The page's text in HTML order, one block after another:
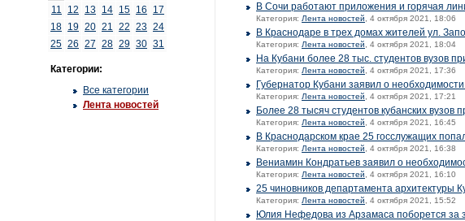
11
12 13 14 15 16
17
18 19 20 21 22 23 24
25 26 27 28 29 30 31
Категории:
Все категории
Лента новостей
В Сочи работают приложения и горячая
Категория: Лента новостей , 4 октября 2021, 18:06
В Краснодаре в трех домах жителей ул.
Категория: Лента новостей , 4 октября 2021, 18:04
На Кубани более 28 тыс. студентов вузов
Категория: Лента новостей , 4 октября 2021, 17:36
Губернатор Кубани заявил о
Категория: Лента новостей , 4 октября 2021, 17:21
Более 28 тысяч студентов кубанских вузов
Категория: Лента новостей , 4 октября 2021, 16:45
В Краснодарском крае 25 госслужащих
Категория: Лента новостей , 4 октября 2021, 16:38
Вениамин Кондратьев заявил о
Категория: Лента новостей , 4 октября 2021, 16:10
25 чиновников департамента архитектуры
Категория: Лента новостей , 4 октября 2021, 15:52
Юлия Нефедова из Арзамаса поборется за